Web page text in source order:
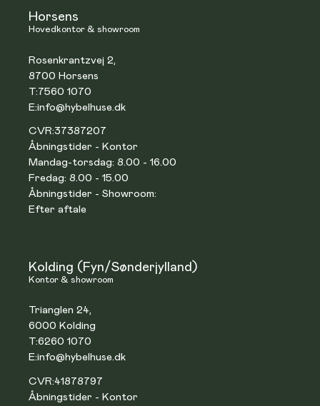
Horsens
Hovedkontor & showroom
Rosenkrantzvej 2,
8700 Horsens
T:7560 1070
E:info@hybelhuse.dk
CVR:37387207
Åbningstider - Kontor
Mandag-torsdag: 8.00 - 16.00
Fredag: 8.00 - 15.00
Åbningstider - Showroom:
Efter aftale
Kolding (Fyn/Sønderjylland)
Kontor & showroom
Trianglen 24,
6000 Kolding
T:6260 1070
E:info@hybelhuse.dk
CVR:41878797
Åbningstider - Kontor